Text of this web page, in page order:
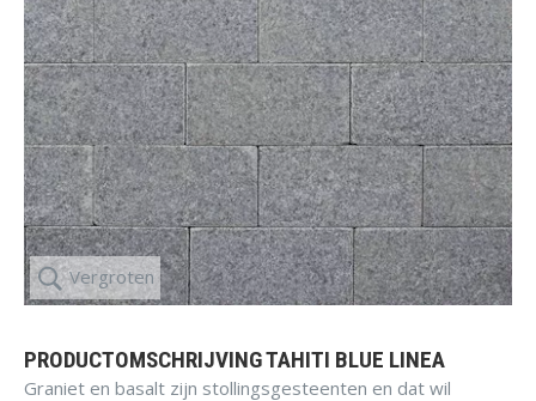
Vergroten
PRODUCTOMSCHRIJVING TAHITI BLUE LINEA
Graniet en basalt zijn stollingsgesteenten en dat wil